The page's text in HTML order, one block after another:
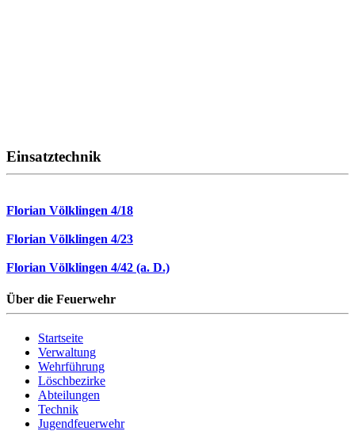
Einsatztechnik
Florian Völklingen 4/18
Florian Völklingen 4/23
Florian Völklingen 4/42 (a. D.)
Über die Feuerwehr
Startseite
Verwaltung
Wehrführung
Löschbezirke
Abteilungen
Technik
Jugendfeuerwehr